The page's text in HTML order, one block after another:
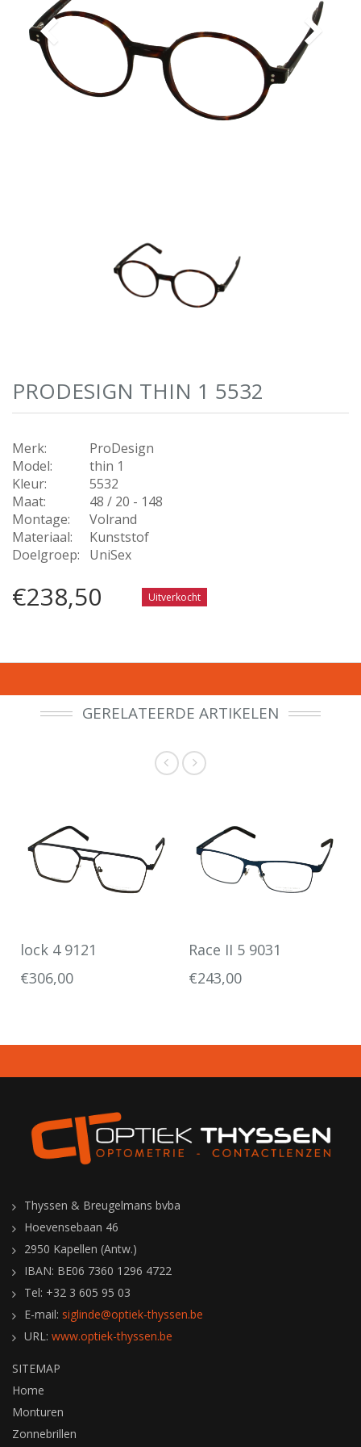
PRODESIGN THIN 1 5532
Merk:
ProDesign
Model:
thin 1
Kleur:
5532
Maat:
48 / 20 - 148
Montage:
Volrand
Materiaal:
Kunststof
Doelgroep:
UniSex
€238,50 Uitverkocht
GERELATEERDE ARTIKELEN
lock 4 9121
€306,00
Race II 5 9031
€243,00
Thyssen & Breugelmans bvba
Hoevensebaan 46
2950 Kapellen (Antw.)
IBAN: BE06 7360 1296 4722
Tel: +32 3 605 95 03
E-mail: siglinde@optiek-thyssen.be
URL: www.optiek-thyssen.be
SITEMAP
Home
Monturen
Zonnebrillen